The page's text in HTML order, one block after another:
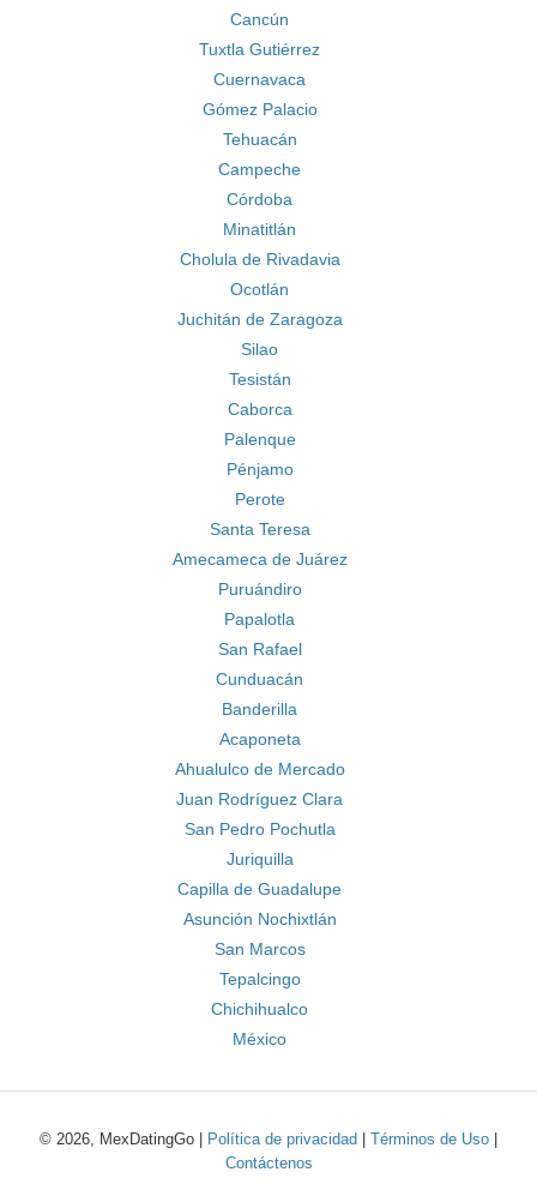
Cancún
Tuxtla Gutiérrez
Cuernavaca
Gómez Palacio
Tehuacán
Campeche
Córdoba
Minatitlán
Cholula de Rivadavia
Ocotlán
Juchitán de Zaragoza
Silao
Tesistán
Caborca
Palenque
Pénjamo
Perote
Santa Teresa
Amecameca de Juárez
Puruándiro
Papalotla
San Rafael
Cunduacán
Banderilla
Acaponeta
Ahualulco de Mercado
Juan Rodríguez Clara
San Pedro Pochutla
Juriquilla
Capilla de Guadalupe
Asunción Nochixtlán
San Marcos
Tepalcingo
Chichihualco
México
© 2026, MexDatingGo | Política de privacidad Términos de Uso
Contáctenos